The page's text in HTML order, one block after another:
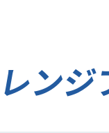
レン